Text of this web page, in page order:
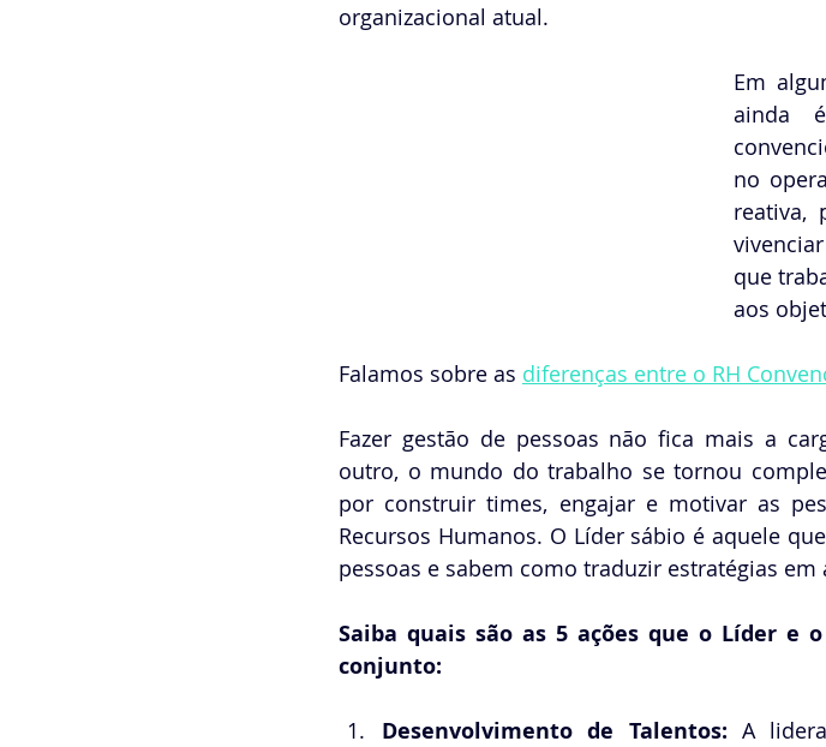
organizacional atual.
Em
ainda
no
reativa,
que
aos
Falamos sobre as diferenças entre o RH
Fazer gestão de pessoas não fica mais a
outro, o mundo do trabalho se tornou
por construir times, engajar e motivar as
Recursos Humanos. O Líder sábio é aquele
pessoas e sabem como traduzir estratégias em
Saiba quais são as 5 ações que o Líder e
conjunto:
Desenvolvimento de Talentos: A